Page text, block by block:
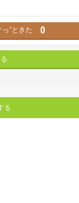
”ときた 0
る